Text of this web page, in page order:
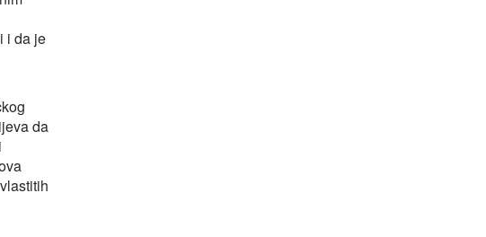
i da je
da